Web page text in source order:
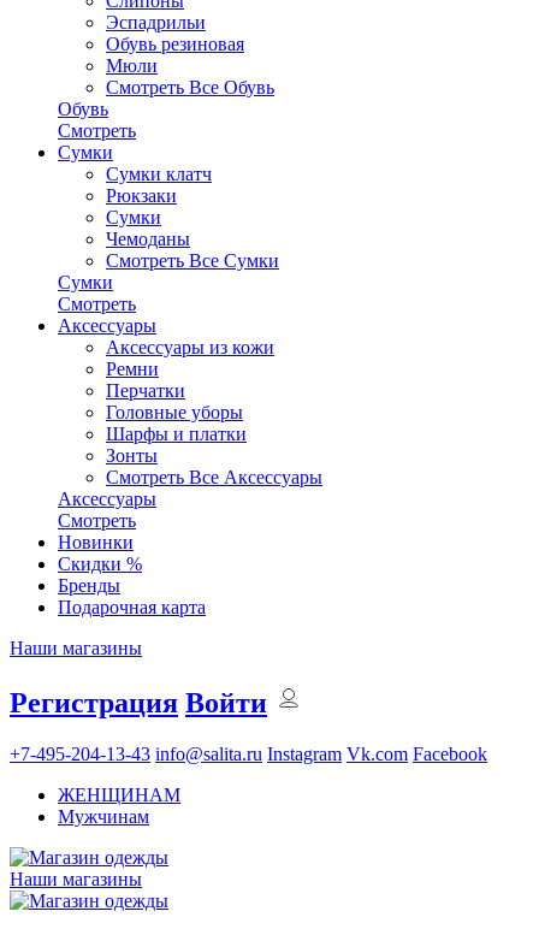
Эспадрильи
Обувь резиновая
Мюли
Смотреть Все Обувь
Обувь
Смотреть
Сумки
Сумки клатч
Рюкзаки
Сумки
Чемоданы
Смотреть Все Сумки
Сумки
Смотреть
Аксессуары
Аксессуары из кожи
Ремни
Перчатки
Головные уборы
Шарфы и платки
Зонты
Смотреть Все Аксессуары
Аксессуары
Смотреть
Новинки
Скидки %
Бренды
Подарочная карта
Наши магазины
Регистрация Войти
+7-495-204-13-43 info@salita.ru Instagram Vk.com Facebook
ЖЕНЩИНАМ
Мужчинам
Наши магазины